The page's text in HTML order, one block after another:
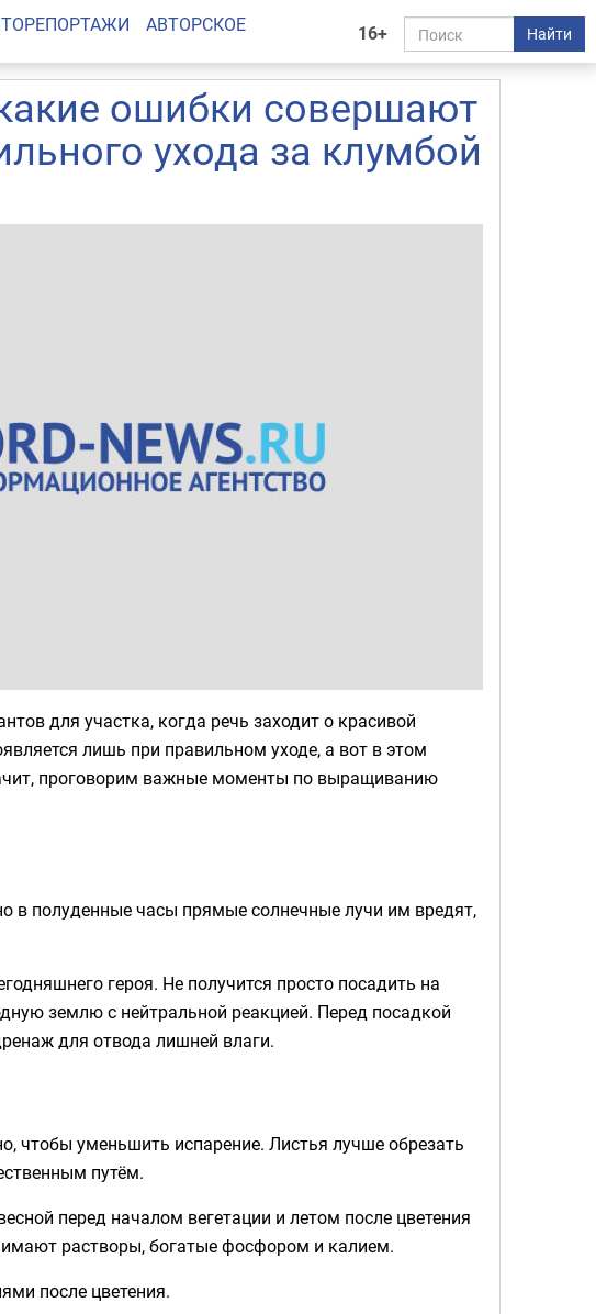
16+ Найти
АВТОРСКОЕ
ошибки совершают
ухода за клумбой
для участка, когда речь заходит о красивой
лишь при правильном уходе, а вот в этом
проговорим важные моменты по выращиванию
в полуденные часы прямые солнечные лучи им вредят,
героя. Не получится просто посадить на
землю с нейтральной реакцией. Перед посадкой
для отвода лишней влаги.
чтобы уменьшить испарение. Листья лучше обрезать
путём.
перед началом вегетации и летом после цветения
растворы, богатые фосфором и калием.
после цветения.